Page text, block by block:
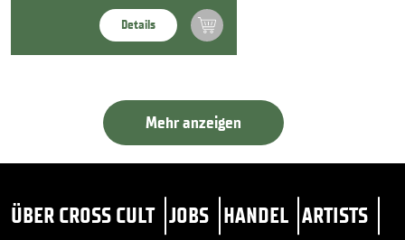
Details
Mehr anzeigen
ÜBER CROSS CULT JOBS HANDEL ARTISTS